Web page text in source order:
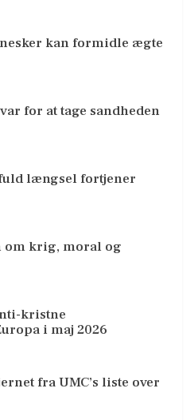
kan formidle ægte
for at tage sandheden
længsel fortjener
om krig, moral og
kristne
i maj 2026
fra UMC’s liste over